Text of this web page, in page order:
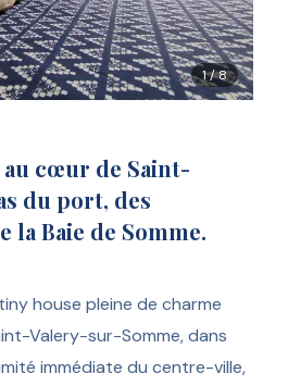
1/8
cœur de Saint-
du port, des
la Baie de Somme.
house pleine de charme
Valery-sur-Somme, dans
immédiate du centre-ville,